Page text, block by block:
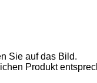
Sie auf das Bild.
Produkt